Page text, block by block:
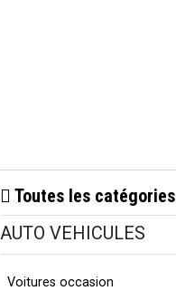
Toutes les catégories
AUTO VEHICULES
Voitures occasion